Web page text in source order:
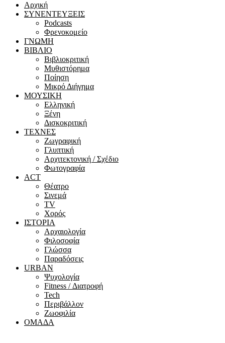
Αρχική
ΣΥΝΕΝΤΕΥΞΕΙΣ
Podcasts
Φρενοκομείο
ΓΝΩΜΗ
ΒΙΒΛΙΟ
Βιβλιοκριτική
Μυθιστόρημα
Ποίηση
Μικρό Διήγημα
ΜΟΥΣΙΚΗ
Ελληνική
Ξένη
Δισκοκριτική
ΤΕΧΝΕΣ
Ζωγραφική
Γλυπτική
Αρχιτεκτονική / Σχέδιο
Φωτογραφία
ACT
Θέατρο
Σινεμά
ΤV
Χορός
ΙΣΤΟΡΙΑ
Αρχαιολογία
Φιλοσοφία
Γλώσσα
Παραδόσεις
URBAN
Ψυχολογία
Fitness / Διατροφή
Tech
Περιβάλλον
Ζωοφιλία
ΟΜΑΔΑ